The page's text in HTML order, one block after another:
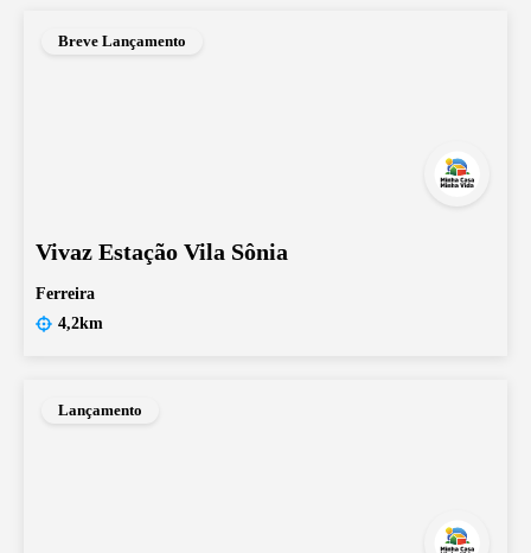
Breve Lançamento
Vivaz Estação Vila Sônia
Ferreira
4,2km
Lançamento